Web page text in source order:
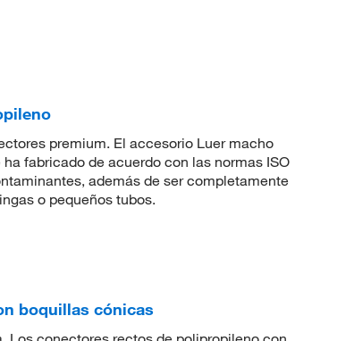
premium. El accesorio Luer macho
fabricado de acuerdo con las normas ISO
además de ser completamente
o pequeños tubos.
boquillas cónicas